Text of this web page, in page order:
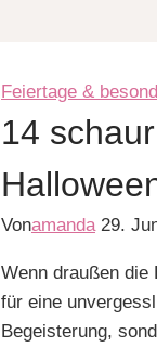
Feiertage &
14
Vonamanda 29.
Wenn draußen die
für eine
Begeisterung,